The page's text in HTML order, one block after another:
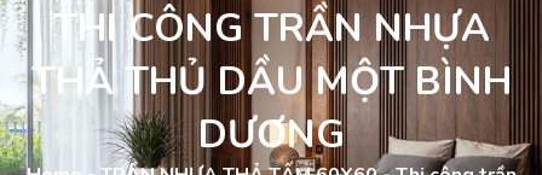
THI CÔNG TRẦN NHỰA
THẢ THỦ DẦU MỘT BÌNH
DƯƠNG